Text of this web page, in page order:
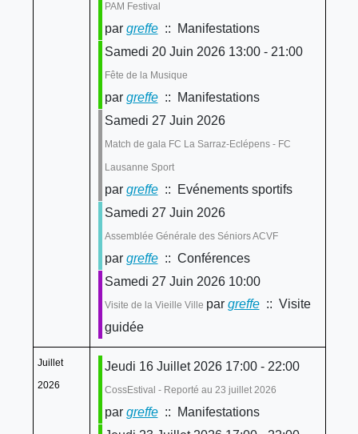
PAM Festival
par greffe:: Manifestations
Samedi 20 Juin 2026 13:00 - 21:00
Fête de la Musique
par greffe:: Manifestations
Samedi 27 Juin 2026
Match de gala FC La Sarraz-Eclépens - FC
Lausanne Sport
par greffe:: Evénements sportifs
Samedi 27 Juin 2026
Assemblée Générale des Séniors ACVF
par greffe:: Conférences
Samedi 27 Juin 2026 10:00
Visite de la Vieille Ville par greffe:: Visite
guidée
Juillet
2026
Jeudi 16 Juillet 2026 17:00 - 22:00
CossEstival - Reporté au 23 juillet 2026
par greffe:: Manifestations